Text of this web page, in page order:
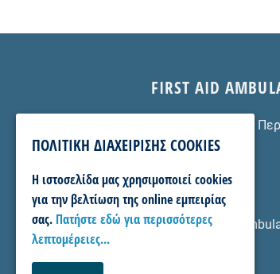
FIRST AID
Ιασίου 5, 121 31
Αθήνα
6987166166
210 571 1 120
ΠΟΛΙΤΙΚΗ ΔΙΑΧΕΙΡΙΣΗΣ COOKIES
H ιστοσελίδα μας χρησιμοποιεί cookies
για την βελτίωση της online εμπειρίας
σας. Πατήστε εδώ για περισσότερες
λεπτομέρειες...